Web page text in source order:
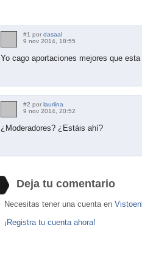
#1 por dasaal
9 nov 2014, 18:55
Yo cago aportaciones mejores que esta
#2 por lauriina
9 nov 2014, 20:52
¿Moderadores? ¿Estáis ahí?
Deja tu comentario
Necesitas tener una cuenta en
¡Registra tu cuenta ahora!